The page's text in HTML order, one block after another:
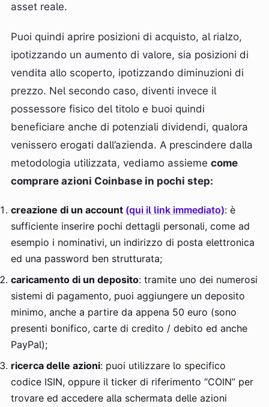
asset reale.
Puoi quindi aprire posizioni di acquisto, al rialzo,
ipotizzando un aumento di valore, sia posizioni di
vendita allo scoperto, ipotizzando diminuzioni di
prezzo. Nel secondo caso, diventi invece il
possessore fisico del titolo e buoi quindi
beneficiare anche di potenziali dividendi, qualora
venissero erogati dall’azienda. A prescindere dalla
metodologia utilizzata, vediamo assieme come
comprare azioni Coinbase in pochi step:
creazione di un account (qui il link immediato): è
sufficiente inserire pochi dettagli personali, come ad
esempio i nominativi, un indirizzo di posta elettronica
ed una password ben strutturata;
caricamento di un deposito: tramite uno dei numerosi
sistemi di pagamento, puoi aggiungere un deposito
minimo, anche a partire da appena 50 euro (sono
presenti bonifico, carte di credito / debito ed anche
PayPal);
ricerca delle azioni: puoi utilizzare lo specifico
codice ISIN, oppure il ticker di riferimento “COIN” per
trovare ed accedere alla schermata delle azioni